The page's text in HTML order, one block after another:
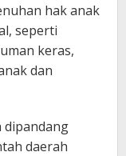
hak anak
seperti
keras,
dan
dipandang
daerah